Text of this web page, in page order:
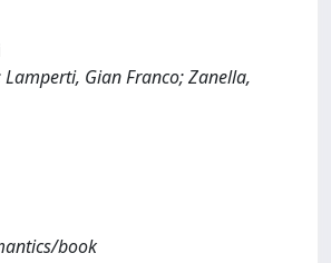
Gian Franco; Zanella,
book